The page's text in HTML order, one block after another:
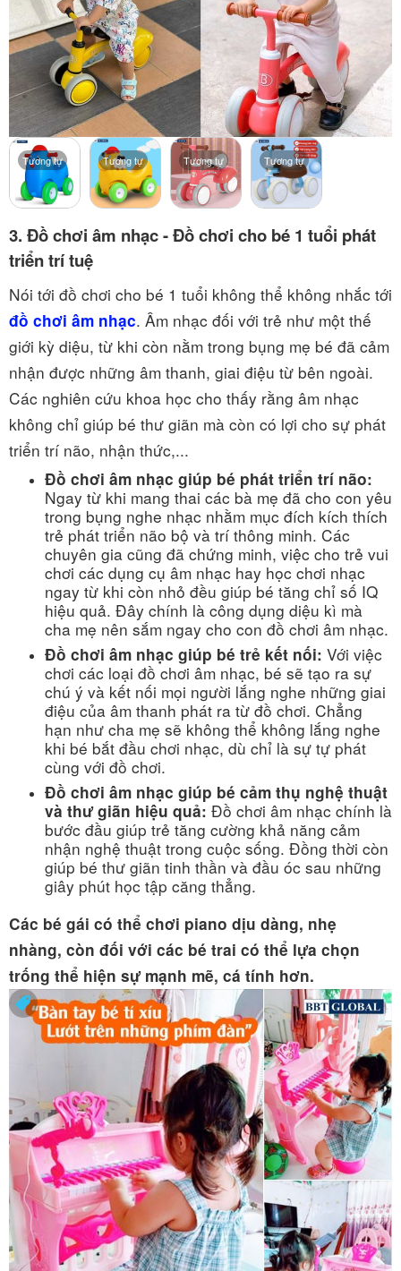
Tương tự Tương tự Tương tự Tương tự
3. Đồ chơi âm nhạc - Đồ chơi cho bé 1 tuổi phát
triển trí tuệ
Nói tới đồ chơi cho bé 1 tuổi không thể không nhắc tới
đồ chơi âm nhạc. Âm nhạc đối với trẻ như một thế
giới kỳ diệu, từ khi còn nằm trong bụng mẹ bé đã cảm
nhận được những âm thanh, giai điệu từ bên ngoài.
Các nghiên cứu khoa học cho thấy rằng âm nhạc
không chỉ giúp bé thư giãn mà còn có lợi cho sự phát
triển trí não, nhận thức,...
Đồ chơi âm nhạc giúp bé phát triển trí não:
Ngay từ khi mang thai các bà mẹ đã cho con yêu
trong bụng nghe nhạc nhằm mục đích kích thích
trẻ phát triển não bộ và trí thông minh. Các
chuyên gia cũng đã chứng minh, việc cho trẻ vui
chơi các dụng cụ âm nhạc hay học chơi nhạc
ngay từ khi còn nhỏ đều giúp bé tăng chỉ số IQ
hiệu quả. Đây chính là công dụng diệu kì mà
cha mẹ nên sắm ngay cho con đồ chơi âm nhạc.
Đồ chơi âm nhạc giúp bé trẻ kết nối: Với việc
chơi các loại đồ chơi âm nhạc, bé sẽ tạo ra sự
chú ý và kết nối mọi người lắng nghe những giai
điệu của âm thanh phát ra từ đồ chơi. Chẳng
hạn như cha mẹ sẽ không thể không lắng nghe
khi bé bắt đầu chơi nhạc, dù chỉ là sự tự phát
cùng với đồ chơi.
Đồ chơi âm nhạc giúp bé cảm thụ nghệ thuật
và thư giãn hiệu quả: Đồ chơi âm nhạc chính là
bước đầu giúp trẻ tăng cường khả năng cảm
nhận nghệ thuật trong cuộc sống. Đồng thời còn
giúp bé thư giãn tinh thần và đầu óc sau những
giây phút học tập căng thẳng.
Các bé gái có thể chơi piano dịu dàng, nhẹ
nhàng, còn đối với các bé trai có thể lựa chọn
trống thể hiện sự mạnh mẽ, cá tính hơn.